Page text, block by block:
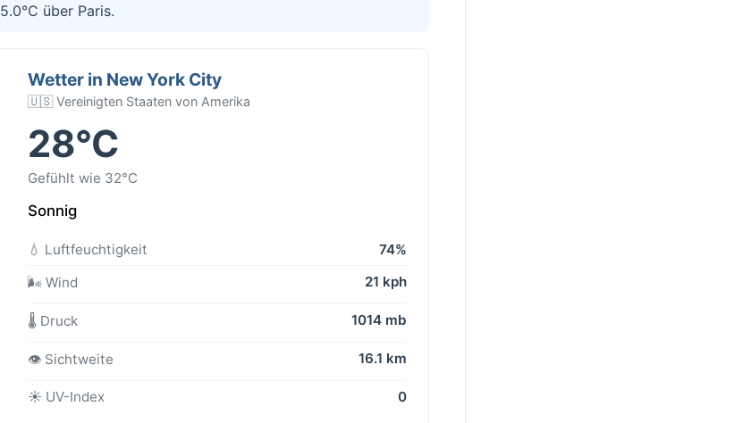
über Paris.
Wetter in New York City
🇺🇸 Vereinigten Staaten von Amerika
28°C
Gefühlt wie 32°C
Sonnig
💧 Luftfeuchtigkeit
74%
🌬️ Wind
21 kph
🌡️ Druck 1014 mb
👁️ Sichtweite 16.1 km
☀️ UV-Index 0